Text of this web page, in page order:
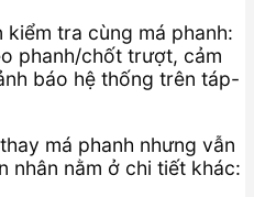
kiểm tra cùng má phanh:
phanh/chốt trượt, cảm
báo hệ thống trên táp-
má phanh nhưng vẫn
nhân nằm ở chi tiết khác: